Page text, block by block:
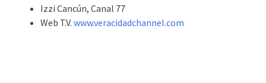
Izzi Cancún, Canal 77
Web T.V. www.veracidadchannel.com